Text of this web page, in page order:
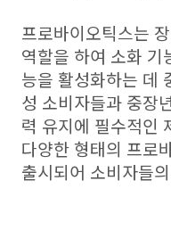
프로바이오틱스는
역할을 하여 소화 기
능을 활성화하는 데
성 소비자들과 중장
력 유지에 필수적인
다양한 형태의 프로
출시되어 소비자들